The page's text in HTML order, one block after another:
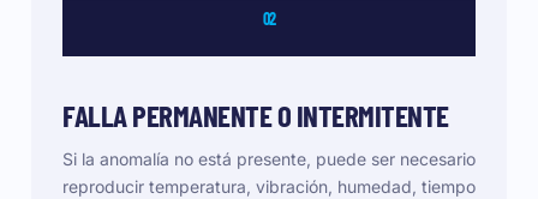
02
FALLA PERMANENTE O INTERMITENTE
Si la anomalía no está presente, puede ser necesario
reproducir temperatura, vibración, humedad, tiempo